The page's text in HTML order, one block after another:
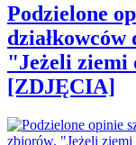
Podzielone
"Jeżeli ziemi
[ZDJĘCIA]